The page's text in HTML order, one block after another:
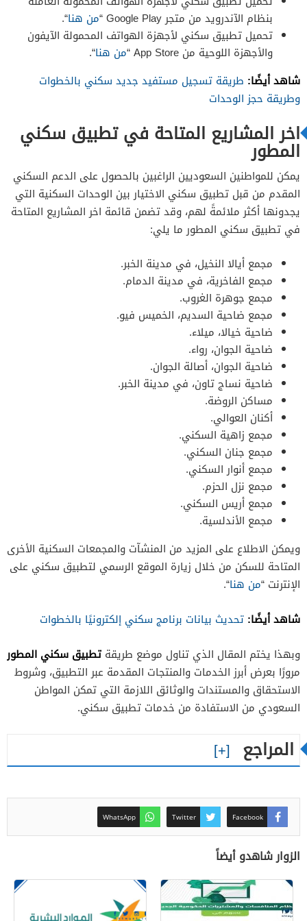
بنظام الآندرويد من متجر Google Play “
من هنا“.
تحميل تطبيق سكني لأجهزة الهواتف المحمولة الآيفون
والأجهزة اللوحية من App Store “
من هنا“.
شاهد أيضًا: طريقة تسجيل مستفيد جديد سكني بالخطوات
وطريقة حجز الوحدات
اخر المشاريع المتاحة في تطبيق سكني
المطور
يمكن للمواطنين السعوديين الراغبين بالحصول على الدعم السكني
المقدم من قبل تطبيق سكني الاختيار بين الوحدات السكنية التي
يجدونها أكثر ملائمةً لهم، وقد تضمن قائمة اخر المشاريع المتاحة
في تطبيق سكني المطور ما يلي:
مجمع أيالا النخيل، في مدينة الخبر.
مجمع الفاخرية، في مدينة الدمام.
مجمع جوهرة الغروب.
مجمع ضاحية السديم، الخميس فيو.
ضاحية خيالا، ميلاء.
ضاحية الجوان، رواء.
ضاحية الجوان، أصالة الجوان.
ضاحية نساج تاون، في مدينة الخبر.
مساكن الروضة.
أكنان العوالي.
مجمع زاهية السكني.
مجمع جنان السكني.
مجمع أنوار السكني.
مجمع نزل الحزم.
مجمع أريس السكني.
مجمع الأندلسية.
ويمكن الاطلاع على المزيد من المنشآت والمجمعات السكنية الأخرى
المتاحة للسكن من خلال زيارة الموقع الرسمي لتطبيق سكني على
الإنترنت “من هنا“.
شاهد أيضًا: تحديث بيانات برنامج سكني إلكترونيًا بالخطوات
وبهذا يختم المقال الذي تناول موضع طريقةتطبيق سكني المطور
مرورًا بعرض أبرز الخدمات والمنتجات المقدمة عبر التطبيق، وشروط
الاستحقاق والمستندات والوثائق اللازمة التي تمكن المواطن
السعودي من الاستفادة من خدمات تطبيق سكني.
المراجع
Facebook
Twitter
WhatsApp
الزوار شاهدو أيضاً